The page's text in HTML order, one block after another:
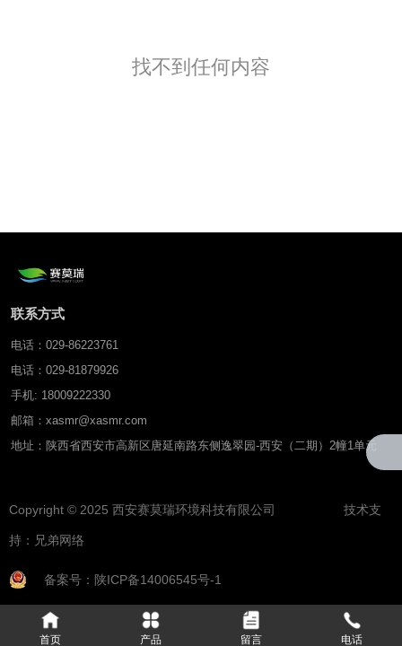
找不到任何内容
联系方式
电话：029-86223761
电话：029-81879926
手机: 18009222330
邮箱：xasmr@xasmr.com
地址：陕西省西安市高新区唐延南路东侧逸翠园-西安（二期）2幢1单元
Copyright © 2025 西安赛莫瑞环境科技有限公司 技术支
持： 兄弟网络
备案号：陕ICP备14006545号-1
首页 产品 留言 电话